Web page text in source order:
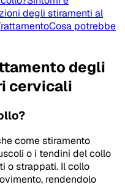
degli stiramenti al
Cosa potrebbe
degli
cervicali
come stiramento
o i tendini del collo
o strappati. Il collo
rendendolo